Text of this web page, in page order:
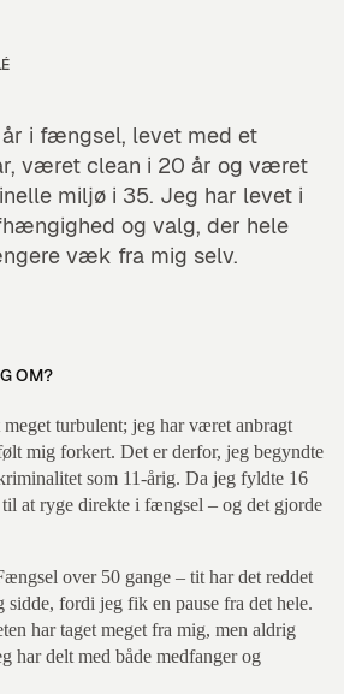
i fængsel, levet med et
været clean i 20 år og været
miljø i 35. Jeg har levet i
og valg, der hele
væk fra mig selv.
OM?
turbulent; jeg har været anbragt
mig forkert. Det er derfor, jeg begyndte
som 11-årig. Da jeg fyldte 16
at ryge direkte i fængsel – og det gjorde
over 50 gange – tit har det reddet
fordi jeg fik en pause fra det hele.
har taget meget fra mig, men aldrig
har delt med både medfanger og